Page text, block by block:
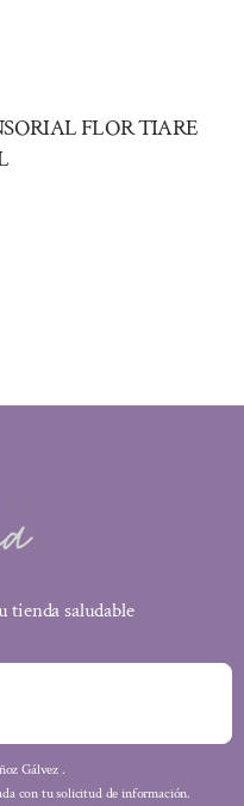
FLOR TIARE
tienda saludable
Gálvez .
con tu solicitud de información.